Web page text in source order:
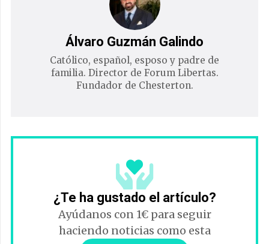
Álvaro Guzmán Galindo
Católico, español, esposo y padre de
familia. Director de Forum Libertas.
Fundador de Chesterton.
¿Te ha gustado el artículo?
Ayúdanos con 1€ para seguir
haciendo noticias como esta